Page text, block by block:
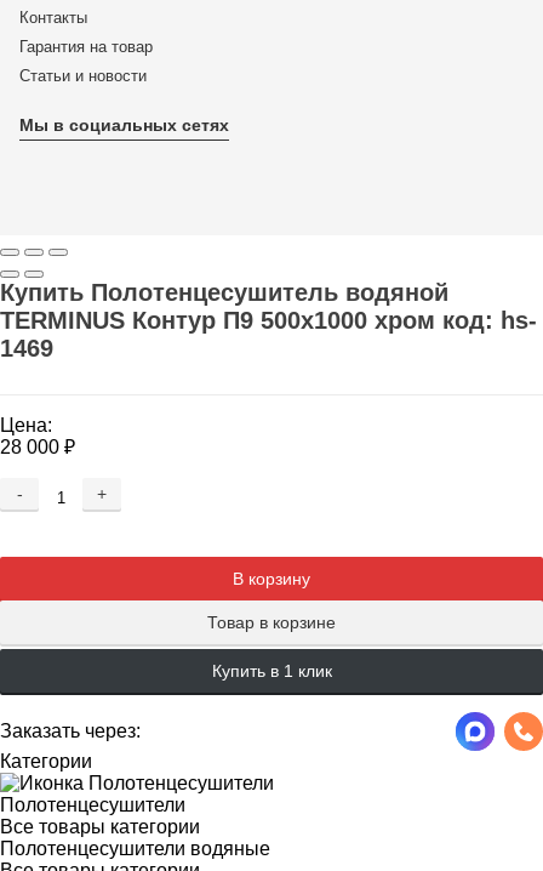
Контакты
Гарантия на товар
Статьи и новости
Мы в социальных сетях
Купить Полотенцесушитель водяной
TERMINUS Контур П9 500х1000 хром код: hs-
1469
Цена:
28 000 ₽
-
+
В корзину
Товар в корзине
Купить в 1 клик
Заказать через:
Категории
Полотенцесушители
Все товары категории
Полотенцесушители водяные